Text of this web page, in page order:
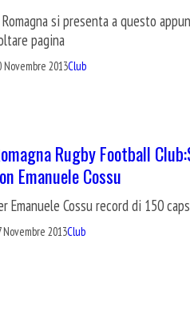
si presenta a questo
pagina
Novembre 2013Club
Rugby Football
Emanuele Cossu
Emanuele Cossu record di 150
Novembre 2013Club